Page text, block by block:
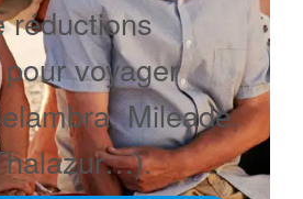
réductions
voyager
Mileade,